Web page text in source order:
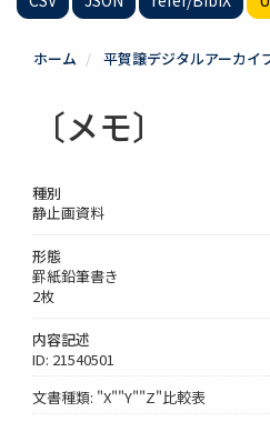
ホーム 平賀譲デジタルアーカイ
〔メモ〕
種別
静止画資料
形態
罫紙鉛筆書き
2枚
内容記述
ID: 21540501
文書種類: "X""Y""Z"比較表